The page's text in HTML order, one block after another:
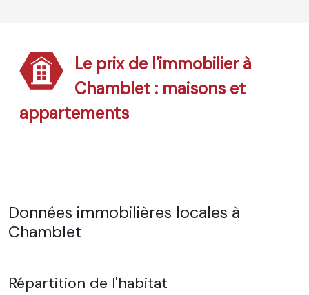
Le prix de l'immobilier à
Chamblet : maisons et
appartements
Données immobilières locales à
Chamblet
Répartition de l'habitat